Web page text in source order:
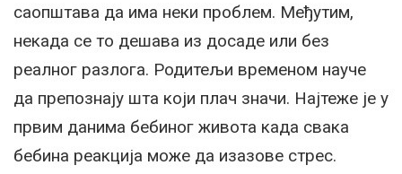
саопштава да има неки проблем. Међутим,
некада се то дешава из досаде или без
реалног разлога. Родитељи временом науче
да препознају шта који плач значи. Најтеже је у
првим данима бебиног живота када свака
бебина реакција може да изазове стрес.